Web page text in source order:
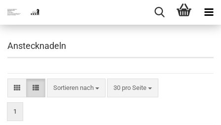
Anstecknadeln
Sortieren nach
Sortieren nach 30 pro Seite
pro Seite
1